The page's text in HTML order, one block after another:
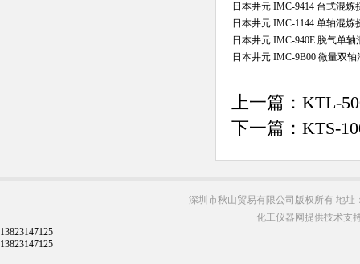
日本井元 IMC-9414 台式混炼
日本井元 IMC-1144 单轴混炼
日本井元 IMC-940E 脱气单轴
日本井元 IMC-9B00 微量双
上一篇： KTL-
下一篇： KTS-
深圳市秋山贸易有限公司版权所有 地址
化工仪器网提供技术支
13823147125
13823147125